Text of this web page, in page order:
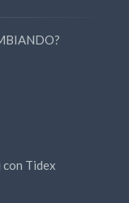
con Tidex